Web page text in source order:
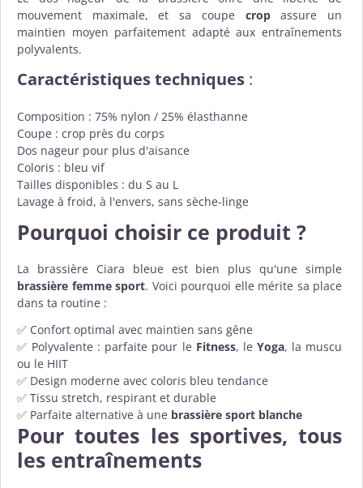
mouvement maximale, et sa coupe cropassure un
maintien moyen parfaitement adapté aux entraînements
polyvalents.
Caractéristiques techniques :
Composition : 75% nylon / 25% élasthanne
Coupe : crop près du corps
Dos nageur pour plus d'aisance
Coloris : bleu vif
Tailles disponibles : du S au L
Lavage à froid, à l'envers, sans sèche-linge
Pourquoi choisir ce produit ?
La brassière Ciara bleue est bien plus qu'une simple
brassière femme sport. Voici pourquoi elle mérite sa place
dans ta routine :
✅ Confort optimal avec maintien sans gêne
✅ Polyvalente : parfaite pour le Fitness, le Yoga, la muscu
ou le HIIT
✅ Design moderne avec coloris bleu tendance
✅ Tissu stretch, respirant et durable
✅ Parfaite alternative à une brassière sport blanche
Pour toutes les sportives, tous
les entraînements